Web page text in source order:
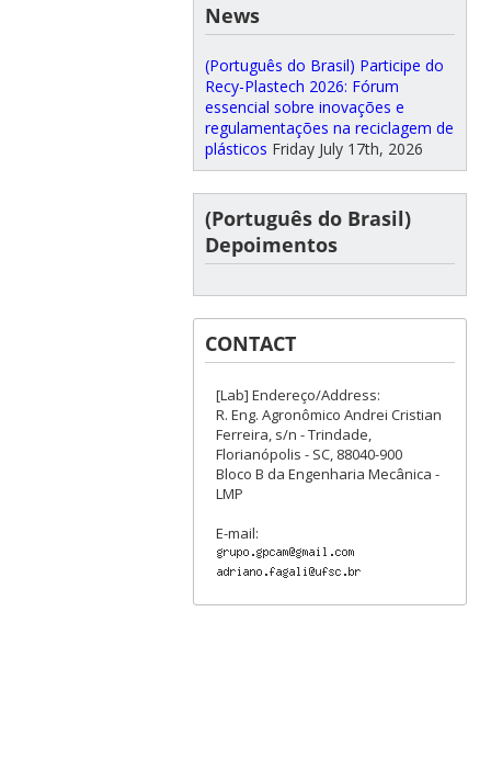
News
(Português do Brasil) Participe do
Recy-Plastech 2026: Fórum
essencial sobre inovações e
regulamentações na reciclagem de
plásticos Friday July 17th, 2026
(Português do Brasil)
Depoimentos
CONTACT
[Lab] Endereço/Address:
R. Eng. Agronômico Andrei Cristian
Ferreira, s/n - Trindade,
Florianópolis - SC, 88040-900
Bloco B da Engenharia Mecânica -
LMP
E-mail: